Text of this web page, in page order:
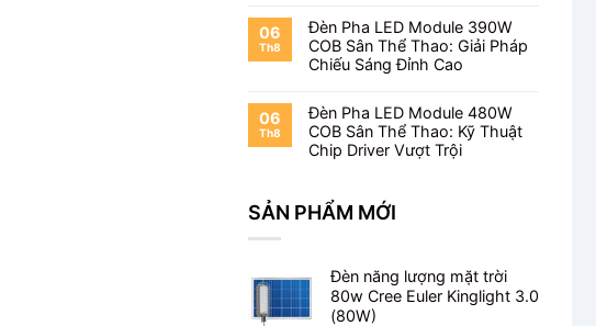
Bóng
Đá
Mini
Pha
Module
100W
Cho
Cầu
Lông
06
Th8
Đèn Pha LED Module 390W
COB Sân Thể Thao: Giải Pháp
Chiếu Sáng Đỉnh Cao
06
Th8
Đèn Pha LED Module 480W
COB Sân Thể Thao: Kỹ Thuật
Chip Driver Vượt Trội
SẢN PHẨM MỚI
Đèn năng lượng mặt trời
80w Cree Euler Kinglight 3.0
(80W)